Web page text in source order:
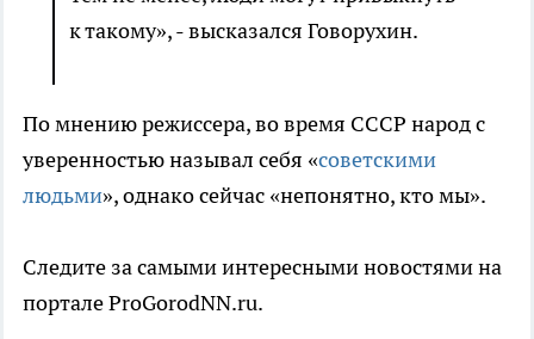
к такому», - высказался Говорухин.
По мнению режиссера, во время СССР народ с
уверенностью называл себя «советскими
людьми», однако сейчас «непонятно, кто мы».
Следите за самыми интересными новостями на
портале ProGorodNN.ru.